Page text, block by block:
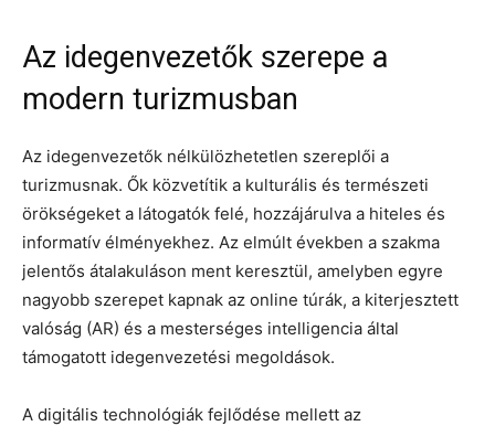
Az idegenvezetők szerepe a
modern turizmusban
Az idegenvezetők nélkülözhetetlen szereplői a
turizmusnak. Ők közvetítik a kulturális és természeti
örökségeket a látogatók felé, hozzájárulva a hiteles és
informatív élményekhez. Az elmúlt években a szakma
jelentős átalakuláson ment keresztül, amelyben egyre
nagyobb szerepet kapnak az online túrák, a kiterjesztett
valóság (AR) és a mesterséges intelligencia által
támogatott idegenvezetési megoldások.
A digitális technológiák fejlődése mellett az